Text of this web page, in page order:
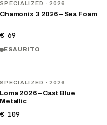
SPECIALIZED · 2026
Chamonix 3 2026 – Sea Foam
€ 69
ESAURITO
SPECIALIZED · 2026
Loma 2026 – Cast Blue
Metallic
€ 109